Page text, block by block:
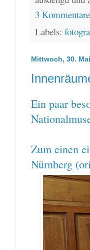
3
Labels:
Mittwoch, 30.
Ein paar
Zum einen
Nürnberg